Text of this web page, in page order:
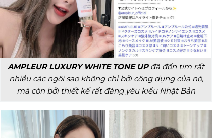
AMPLEUR LUXURY WHITE TONE UPđã đốn tim rất
nhiều các ngôi sao không chỉ bởi công dụng của nó,
mà còn bởi thiết kế rất đáng yêu kiểu Nhật Bản